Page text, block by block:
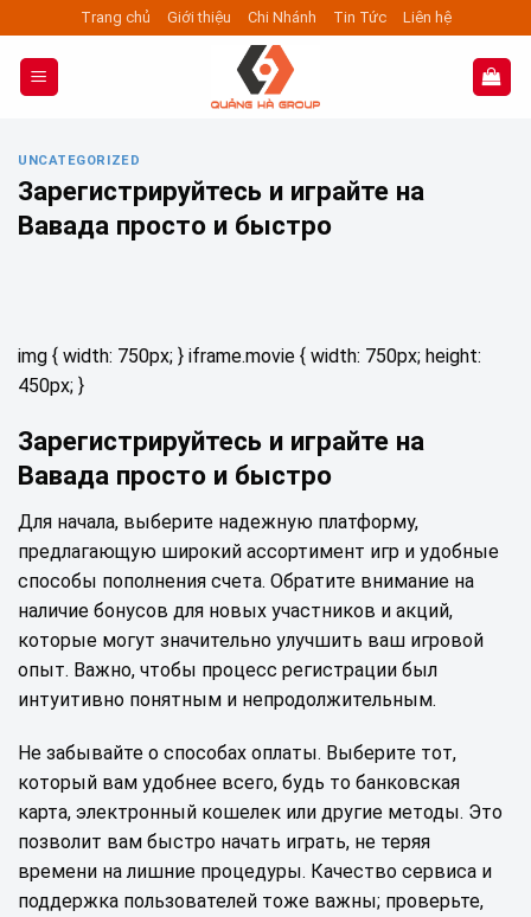
to
content
Trang chủ Giới thiệu Chi Nhánh Tin Tức Liên hệ
UNCATEGORIZED
Зарегистрируйтесь и играйте на
Вавада просто и быстро
img { width: 750px; } iframe.movie { width: 750px; height:
450px; }
Зарегистрируйтесь и играйте на
Вавада просто и быстро
Для начала, выберите надежную платформу,
предлагающую широкий ассортимент игр и удобные
способы пополнения счета. Обратите внимание на
наличие бонусов для новых участников и акций,
которые могут значительно улучшить ваш игровой
опыт. Важно, чтобы процесс регистрации был
интуитивно понятным и непродолжительным.
Не забывайте о способах оплаты. Выберите тот,
который вам удобнее всего, будь то банковская
карта, электронный кошелек или другие методы. Это
позволит вам быстро начать играть, не теряя
времени на лишние процедуры. Качество сервиса и
поддержка пользователей тоже важны; проверьте,